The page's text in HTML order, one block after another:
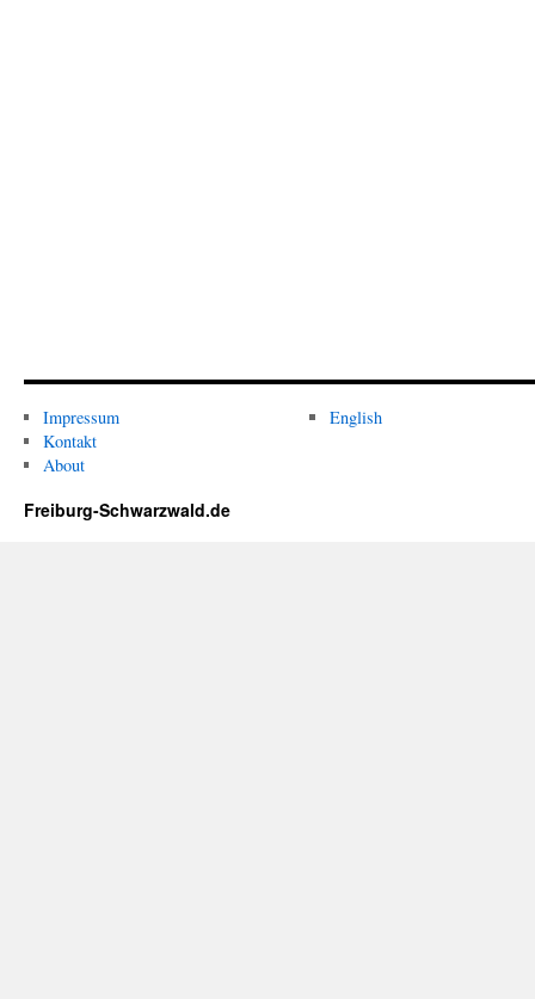
Impressum
Kontakt
About
English
Freiburg-Schwarzwald.de